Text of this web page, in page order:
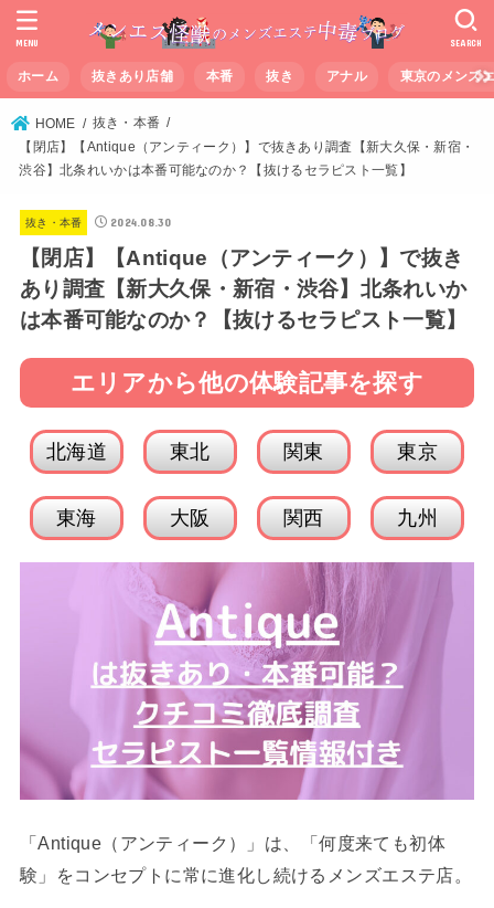
ホーム 抜きあり店舗 本番 抜き アナル 東京のメンズ
SEARCH
MENU
HOME
抜き・本番
【閉店】【Antique（アンティーク）】で抜きあり調査【新大久保・新宿・
渋谷】北条れいかは本番可能なのか？【抜けるセラピスト一覧】
抜き・本番 2024.08.30
【閉店】【Antique（アンティーク）】で抜き
あり調査【新大久保・新宿・渋谷】北条れいか
は本番可能なのか？【抜けるセラピスト一覧】
エリアから他の体験記事を探す
北海道 東北 関東 東京
東海 大阪 関西 九州
「Antique（アンティーク）」は、「何度来ても初体
験」をコンセプトに常に進化し続けるメンズエステ店。